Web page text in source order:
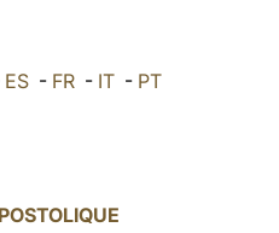
ES- FR- IT- PT